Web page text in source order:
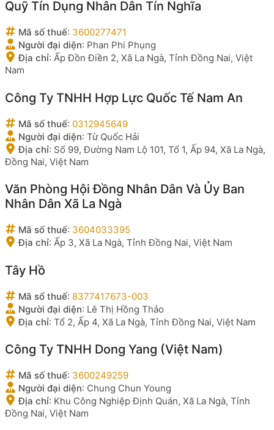
Quỹ Tín Dụng Nhân Dân Tín Nghĩa
Mã số thuế: 3600277471
Người đại diện: Phan Phi Phụng
Địa chỉ: Ấp Đồn Điền 2, Xã La Ngà, Tỉnh Đồng Nai, Việt
Nam
Công Ty TNHH Hợp Lực Quốc Tế Nam An
Mã số thuế: 0312945649
Người đại diện: Từ Quốc Hải
Địa chỉ: Số 99, Đường Nam Lộ 101, Tổ 1, Ấp 94, Xã La Ngà,
Đồng Nai, Việt Nam
Văn Phòng Hội Đồng Nhân Dân Và Ủy Ban
Nhân Dân Xã La Ngà
Mã số thuế: 3604033395
Địa chỉ: Ấp 3, Xã La Ngà, Tỉnh Đồng Nai, Việt Nam
Tây Hồ
Mã số thuế: 8377417673-003
Người đại diện: Lê Thị Hồng Thảo
Địa chỉ: Tổ 2, Ấp 4, Xã La Ngà, Tỉnh Đồng Nai, Việt Nam
Công Ty TNHH Dong Yang (Việt Nam)
Mã số thuế: 3600249259
Người đại diện: Chung Chun Young
Địa chỉ: Khu Công Nghiệp Định Quán, Xã La Ngà, Tỉnh
Đồng Nai, Việt Nam